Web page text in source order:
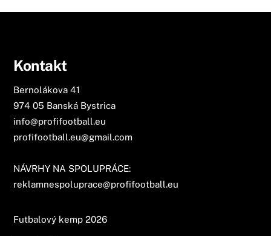
Kontakt
Bernolákova 41
974 05 Banská Bystrica
info@profifootball.eu
profifootball.eu@gmail.com
NÁVRHY NA SPOLUPRÁCE:
reklamnespoluprace@profifootball.eu
Futbalový kemp 2026